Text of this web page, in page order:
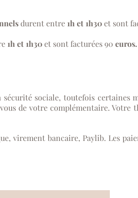
durent entre 1h et 1h30et sont
1h et 1h30et sont facturées 90 euros.
sécurité sociale, toutefois certaines
de votre complémentaire. Votre
virement bancaire, Paylib. Les